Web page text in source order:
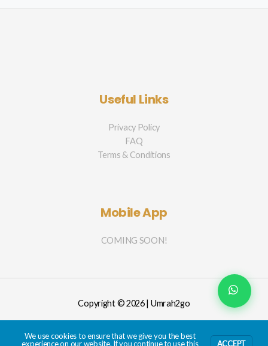
Useful Links
Privacy Policy
FAQ
Terms & Conditions
Mobile App
COMING SOON!
Copyright © 2026 | Umrah2go
We use cookies to ensure that we give you the best
experience on our website. If you continue to use this
ACCEPT